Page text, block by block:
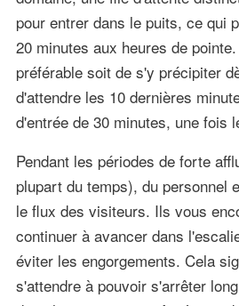
pour entrer dans le puits, ce qui
20 minutes aux heures de
préférable soit de s'y précipiter
d'attendre les 10 dernières
d'entrée de 30 minutes, une fois
Pendant les périodes de forte
plupart du temps), du personnel
le flux des visiteurs. Ils vous
continuer à avancer dans
éviter les engorgements. Cela
s'attendre à pouvoir s'arrêter